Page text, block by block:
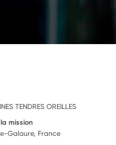
TENDRES OREILLES
mission
Galaure, France